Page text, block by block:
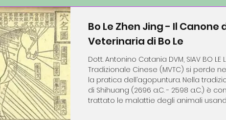
Bo Le Zhen Jing - Il
Veterinaria di Bo Le
Dott. Antonino Catania DVM, SIAV BO
Tradizionale Cinese (MVTC) si perde
la pratica dell’agopuntura. Nella tradizione cinese, l’antichissima figura
di Shihuang (2696 a.C. - 2598 a.C.) è
trattato le malattie degli animali usando agopuntura e fitoterapia.